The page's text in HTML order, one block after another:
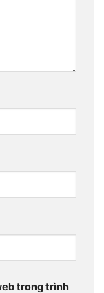
trong trình